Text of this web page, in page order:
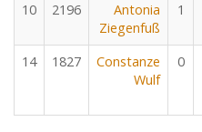
10 2196
Antonia
Ziegenfuß
1
14 1827
Constanze
Wulf
0